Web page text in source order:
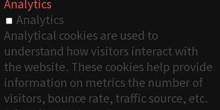
Analytics
Analytics
Analytical cookies are used to
understand how visitors interact with
the website. These cookies help provide
information on metrics the number of
visitors, bounce rate, traffic source, etc.